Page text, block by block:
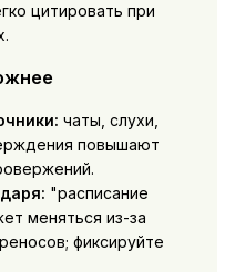
цитировать при
чаты, слухи,
повышают
"расписание
меняться из-за
фиксируйте